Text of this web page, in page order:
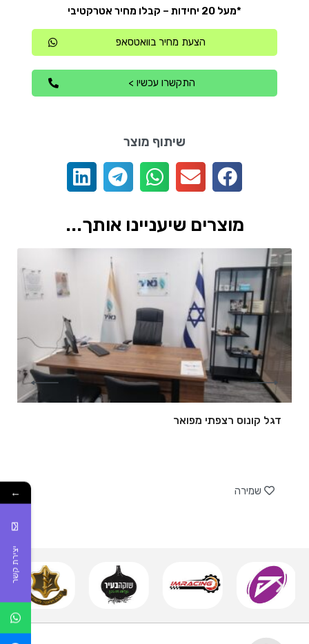
*מעל 20 יחידות – קבלו מחיר אטרקטיבי
הצעת מחיר בוואטסאפ
התקשרו עכשיו >
שיתוף מוצר
מוצרים שיעניינו אותך...
דגל קונוס רצפתי מפואר
שמירה ←
יצירת קשר